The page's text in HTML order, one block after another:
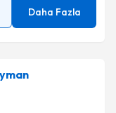
Daha Fazla